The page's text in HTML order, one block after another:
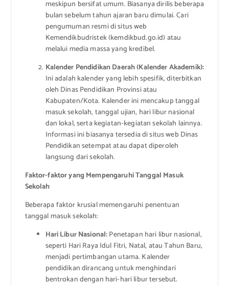
meskipun bersifat umum. Biasanya dirilis beberapa
bulan sebelum tahun ajaran baru dimulai. Cari
pengumuman resmi di situs web
Kemendikbudristek (kemdikbud.go.id) atau
melalui media massa yang kredibel.
Kalender Pendidikan Daerah (Kalender Akademik):
Ini adalah kalender yang lebih spesifik, diterbitkan
oleh Dinas Pendidikan Provinsi atau
Kabupaten/Kota. Kalender ini mencakup tanggal
masuk sekolah, tanggal ujian, hari libur nasional
dan lokal, serta kegiatan-kegiatan sekolah lainnya.
Informasi ini biasanya tersedia di situs web Dinas
Pendidikan setempat atau dapat diperoleh
langsung dari sekolah.
Faktor-faktor yang Mempengaruhi Tanggal Masuk
Sekolah
Beberapa faktor krusial memengaruhi penentuan
tanggal masuk sekolah:
Hari Libur Nasional:Penetapan hari libur nasional,
seperti Hari Raya Idul Fitri, Natal, atau Tahun Baru,
menjadi pertimbangan utama. Kalender
pendidikan dirancang untuk menghindari
bentrokan dengan hari-hari libur tersebut.